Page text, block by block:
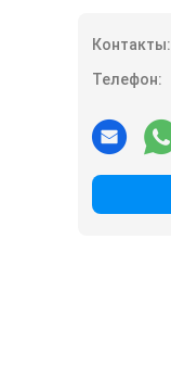
Контакты:
Телефон: